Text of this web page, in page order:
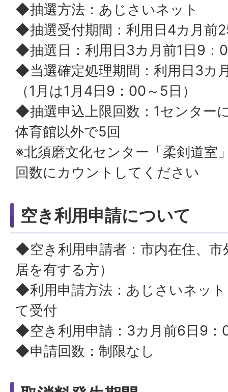
◆抽選方法：あじさいネット
◆抽選受付期間：利用日4カ月
◆抽選日：利用日3カ月前1日9
◆当選確定処理期間：利用日3カ
（1月は1月4日9：00～5日）
◆抽選申込上限回数：1センター
体育館以外で5回
※北須磨文化センター「柔剣道室
回数にカウントしてください
空き利用申請について
◆空き利用申請者：市内在住、市
居を有する方）
◆利用申請方法：あじさいネッ
て受付
◆空き利用申請：3カ月前6日9
◆申請回数：制限なし